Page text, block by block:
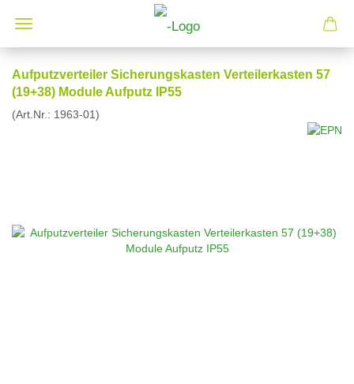
Aufputzverteiler Sicherungskasten Verteilerkasten 57
(19+38) Module Aufputz IP55
(Art.Nr.: 1963-01)